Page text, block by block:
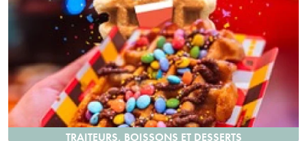
TRAITEURS, BOISSONS ET DESSERTS